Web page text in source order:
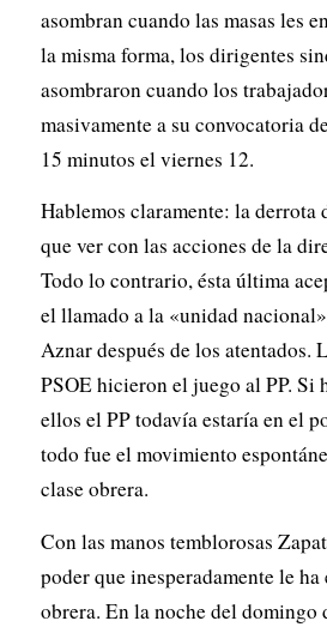
asombran cuando las masas les
la misma forma, los dirigentes
asombraron cuando los
masivamente a su convocatoria
15 minutos el viernes 12.
Hablemos claramente: la derrota
que ver con las acciones de la
Todo lo contrario, ésta última
el llamado a la «unidad
Aznar después de los atentados.
PSOE hicieron el juego al PP. Si
ellos el PP todavía estaría en el
todo fue el movimiento
clase obrera.
Con las manos temblorosas
poder que inesperadamente le
obrera. En la noche del domingo